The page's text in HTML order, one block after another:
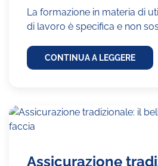
La formazione in materia di
di lavoro è specifica e non
CONTINUA A LEGGERE
Assicurazione